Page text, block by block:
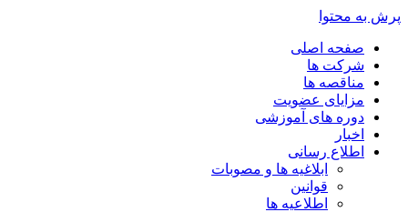
پرش به محتوا
صفحه اصلی
شرکت ها
مناقصه ها
مزایای عضویت
دوره های آموزشی
اخبار
اطلاع رسانی
ابلاغیه ها و مصوبات
قوانین
اطلاعیه ها